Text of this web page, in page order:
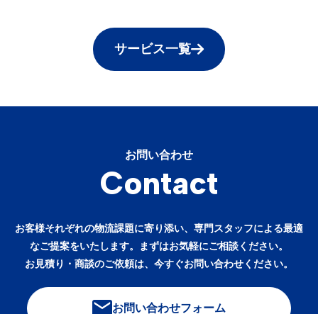
サービス一覧
お問い合わせ
Contact
お客様それぞれの物流課題に寄り添い、専門スタッフによる最適
なご提案をいたします。まずはお気軽にご相談ください。
お見積り・商談のご依頼は、今すぐお問い合わせください。
お問い合わせフォーム